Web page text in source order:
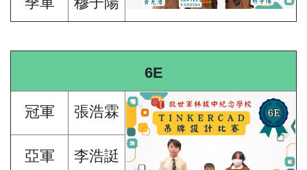
6E
冠軍 張浩霖
亞軍 李浩誔